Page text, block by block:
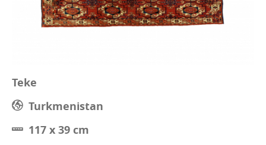
Teke
Turkmenistan
117 x 39 cm